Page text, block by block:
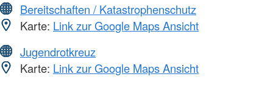
Bereitschaften / Katastrophenschutz
Karte: Link zur Google Maps Ansicht
Jugendrotkreuz
Karte: Link zur Google Maps Ansicht